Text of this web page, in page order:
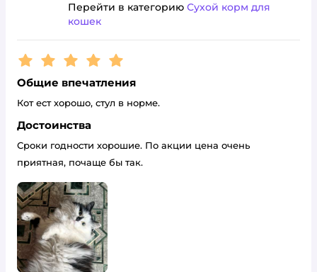
Перейти в категорию Сухой корм для
кошек
Рейтинг:5
Общие впечатления
Кот ест хорошо, стул в норме.
Достоинства
Сроки годности хорошие. По акции цена очень
приятная, почаще бы так.